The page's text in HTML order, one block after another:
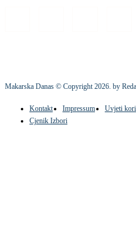
Makarska Danas © Copyright2026. by
Kontakt Impressum Uvjeti
Cjenik Izbori